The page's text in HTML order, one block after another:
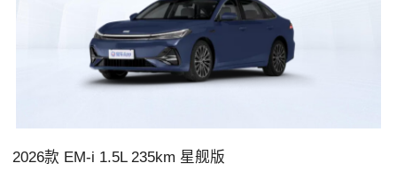
2026款 EM-i 1.5L 235km 星舰版